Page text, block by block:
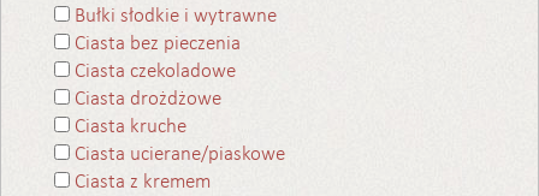
Bułki słodkie i wytrawne
Ciasta bez pieczenia
Ciasta czekoladowe
Ciasta drożdżowe
Ciasta kruche
Ciasta ucierane/piaskowe
Ciasta z kremem